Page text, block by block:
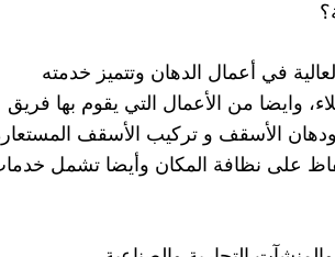
في أعمال الدهان وتتميز خدمته
وايضا من الأعمال التي يقوم بها فريق
ودهان الأسقف و تركيب الأسقف
على نظافة المكان وأيضا تشمل